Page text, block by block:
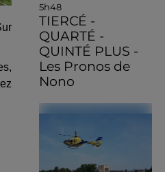
5h48
TIERCÉ -
QUARTÉ -
QUINTÉ PLUS -
Les Pronos de
Nono